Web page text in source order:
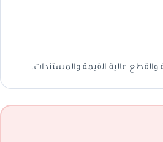
والقطع عالية القيمة والمستندات.